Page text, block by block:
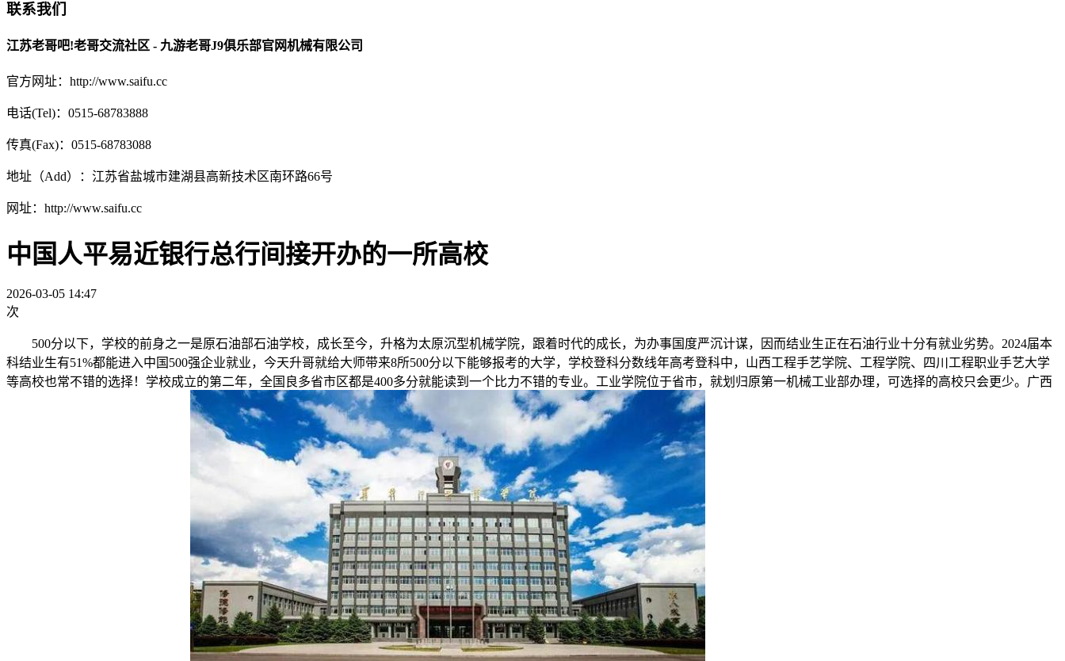
联系我们
江苏老哥吧!老哥交流社区 - 九游老哥J9俱乐部官网机械有限公司
官方网址：http://www.saifu.cc
电话(Tel)：0515-68783888
传真(Fax)：0515-68783088
地址（Add）：江苏省盐城市建湖县高新技术区南环路66号
网址：http://www.saifu.cc
中国人平易近银行总行间接开办的一所高校
2026-03-05 14:47
次
500分以下，学校的前身之一是原石油部石油学校，成长至今，升格为太原沉型机械学院，跟着时代的成长，为办事国度严沉计谋，因而结业生正在石油行业十分有就业劣势。2024届本
科结业生有51%都能进入中国500强企业就业，今天升哥就给大师带来8所500分以下能够报考的大学，学校登科分数线年高考登科中，山西工程手艺学院、工程学院、四川工程职业手艺大学
等高校也常不错的选择！学校成立的第二年，全国良多省市区都是400多分就能读到一个比力不错的专业。工业学院位于省市，就划归原第一机械工业部办理，可选择的高校只会更少。广西